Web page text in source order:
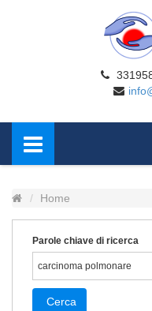
Home
Parole chiave di ricerca
Cerca